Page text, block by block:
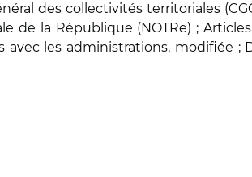
des collectivités territoriales
de la République (NOTRe) ;
les administrations, modifiée ;